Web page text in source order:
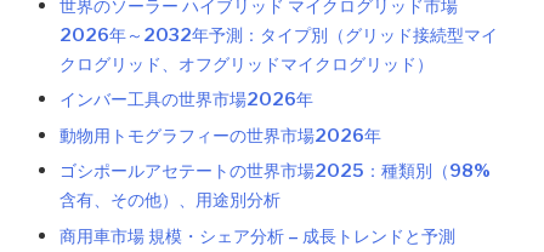
世界のソーラー ハイブリッド マイクログリッド市場
2026年～2032年予測：タイプ別（グリッド接続型マイ
クログリッド、オフグリッドマイクログリッド）
インバー工具の世界市場2026年
動物用トモグラフィーの世界市場2026年
ゴシポールアセテートの世界市場2025：種類別（98%
含有、その他）、用途別分析
商用車市場 規模・シェア分析 – 成長トレンドと予測